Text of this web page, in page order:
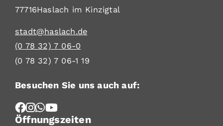
77716Haslach im Kinzigtal
stadt@haslach.de
(0 78 32) 7 06-0
(0 78 32) 7 06-1 19
Besuchen Sie uns auch auf:
Öffnungszeiten